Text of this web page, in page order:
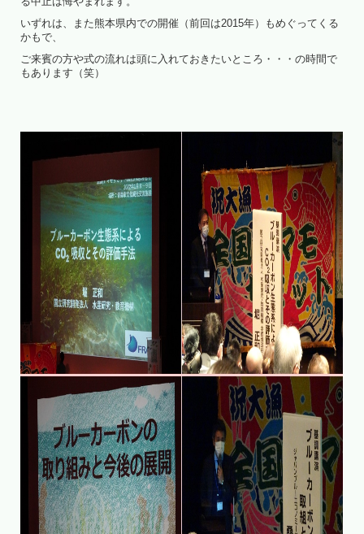
いずれは、また熊本県内での開催（前回は2015年）もめぐってくる
かもで、
ご来賓の方や式の流れは頭に入れておきたいところ・・・の時間で
もあります（笑）